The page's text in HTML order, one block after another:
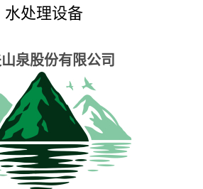
水处理设备
泉股份有限公司